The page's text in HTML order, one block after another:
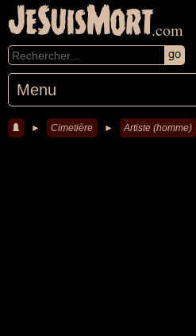
JeSuisMort.com
Menu
► Cimetière ► Artiste (homme)